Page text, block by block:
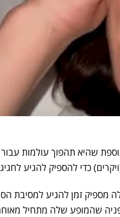
שהיא תהפוך עולמות
כדי להספיק להגיע
באילת בשעה 11:00, מה שהותיר לה מספיק זמן להגיע
חריג חשף בפניה שהמופע שלה מתחיל